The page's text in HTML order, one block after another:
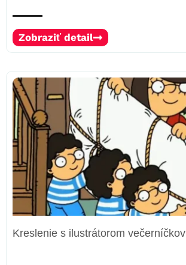
Zobraziť detail
Kreslenie s ilustrátorom večerníčkov